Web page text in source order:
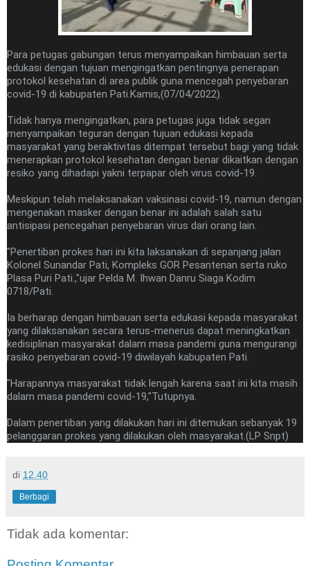
Para petugas gabungan terus menyampaikan himbauan serta
edukasi dengan tujuan mengingatkan pentingnya penerapan
protokol kesehatan di area publik guna mencegah penyebaran
covid-19 di kabupaten Pati.Kamis,(07/04/2022).
Tidak hanya mengingatkan, para petugas juga tidak segan
menyampaikan teguran dengan tujuan edukasi kepada
masyarakat yang beraktivitas ditempat tersebut bagi yang tidak
menerapkan protokol kesehatan dengan benar dikaitkan dengan
resiko yang dihadapi yakni terpapar oleh virus covid-19.
Meskipun telah melaksanakan vaksinasi covid-19, namun dengan
mengenakan masker dengan benar ini adalah salah satu
antisipasi pencegahan penyebaran virus dari orang lain.
"Penertiban prokes hari ini kita laksanakan di sepanjang jalan
Kolonel Sunandar Pati, Kompleks GOR Pesantenan serta ruko
Plasa Puri Pati.,"ujar Pelda M. Ihwan Danru Siaga Kodim
0718/Pati.
Ia berharap dengan himbauan serta edukasi kepada masyarakat
yang dilaksanakan secara terus-menerus dapat meningkatkan
kedisiplinan masyarakat dalam masa pandemi guna mengurangi
rasiko penyebaran covid-19 diwilayah kabupaten Pati.
"Harapannya masyarakat tidak lengah karena saat ini kita masih
dalam masa pandemi covid-19,"Tutupnya.
Dalam penertiban yang dilakukan hari ini ditemukan sebanyak 19
pelanggaran prokes yang dilakukan oleh masyarakat.(LP Snpt)
di 12.40
Berbagi
Tidak ada komentar: